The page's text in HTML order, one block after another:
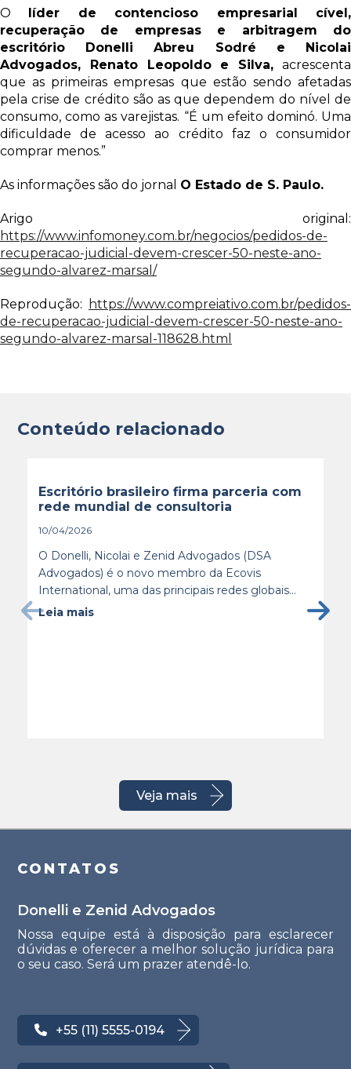
O líder de contencioso empresarial cível,
recuperação de empresas e arbitragem do
escritório Donelli Abreu Sodré e Nicolai
Advogados, Renato Leopoldo e Silva, acrescenta
que as primeiras empresas que estão sendo afetadas
pela crise de crédito são as que dependem do nível de
consumo, como as varejistas. “É um efeito dominó. Uma
dificuldade de acesso ao crédito faz o consumidor
comprar menos.”
As informações são do jornal O Estado de S. Paulo.
Arigo original:
https://www.infomoney.com.br/negocios/pedidos-de-
recuperacao-judicial-devem-crescer-50-neste-ano-
segundo-alvarez-marsal/
Reprodução:
https://www.compreiativo.com.br/pedidos-
de-recuperacao-judicial-devem-crescer-50-neste-ano-
segundo-alvarez-marsal-118628.html
Conteúdo relacionado
Escritório brasileiro firma parceria com
rede mundial de consultoria
10/04/2026
O Donelli, Nicolai e Zenid Advogados (DSA
Advogados) é o novo membro da Ecovis
International, uma das principais redes globais...
Leia mais
Veja mais
CONTATOS
Donelli e Zenid Advogados
Nossa equipe está à disposição para esclarecer
dúvidas e oferecer a melhor solução jurídica para
o seu caso. Será um prazer atendê-lo.
+55 (11) 5555-0194